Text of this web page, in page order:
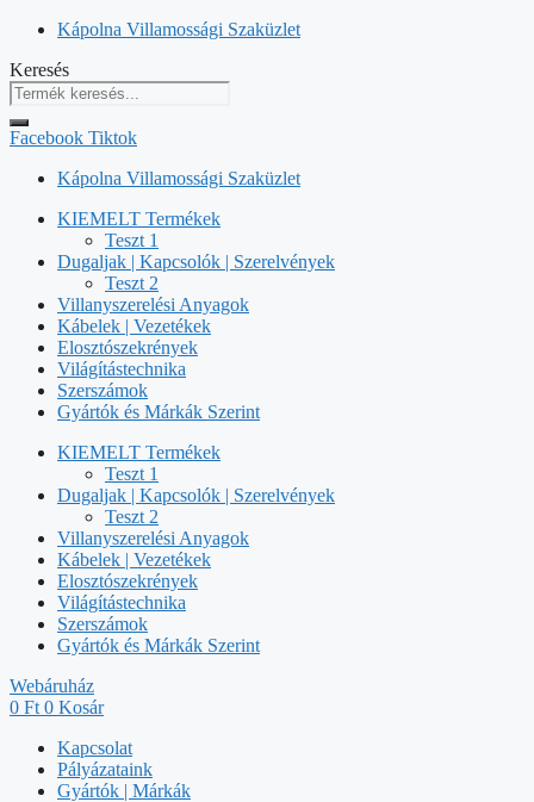
Kilépés
tartalomba
Kápolna Villamossági Szaküzlet
Keresés
Facebook Tiktok
Kápolna Villamossági Szaküzlet
KIEMELT Termékek
Teszt 1
Dugaljak | Kapcsolók | Szerelvények
Teszt 2
Villanyszerelési Anyagok
Kábelek | Vezetékek
Elosztószekrények
Világítástechnika
Szerszámok
Gyártók és Márkák Szerint
KIEMELT Termékek
Teszt 1
Dugaljak | Kapcsolók | Szerelvények
Teszt 2
Villanyszerelési Anyagok
Kábelek | Vezetékek
Elosztószekrények
Világítástechnika
Szerszámok
Gyártók és Márkák Szerint
Webáruház
0 Ft 0 Kosár
Kapcsolat
Pályázataink
Gyártók | Márkák